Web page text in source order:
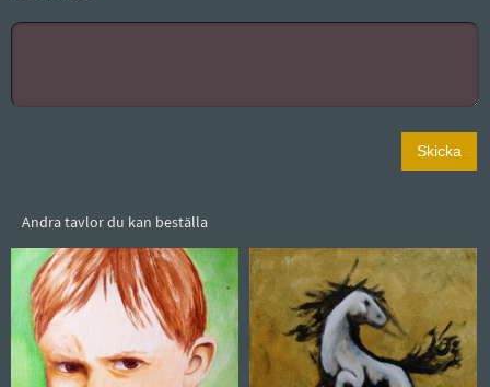
Andra tavlor du kan beställa